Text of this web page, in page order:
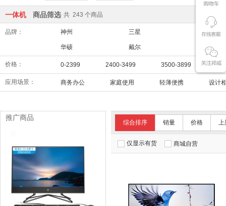
一体机 商品筛选 共 243 个商品
品牌： 神州 三星 华为
华硕 戴尔 联想
价格： 0-2399 2400-3499 3500-3899
应用场景： 商务办公 家庭使用 轻薄便携 设计
综合排序 销量 价格 上
仅显示有货 商城自营
推广商品